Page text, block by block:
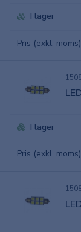
I lager
Pris (exkl. moms)
I lager
Pris (exkl. moms)